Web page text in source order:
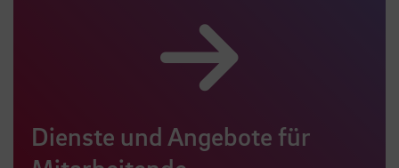
Dienste und Angebote für